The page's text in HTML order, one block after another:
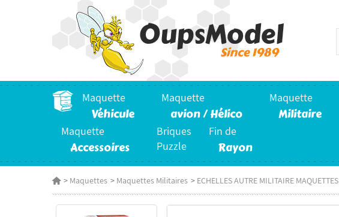
Maquette
Véhicule
Maquette
avion / Hélico
Maquette
Militaire
Maquette
Accessoires
Briques
Puzzle
Fin de
Rayon
> Maquettes > Maquettes Militaires > ECHELLES AUTRE MILITAIRE MAQUETTES